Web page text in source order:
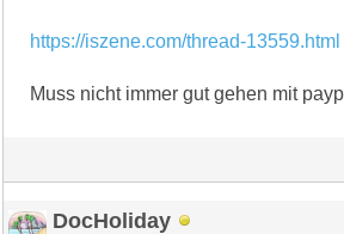
https://iszene.com/thread-13559.html
Muss nicht immer gut gehen mit
DocHoliday